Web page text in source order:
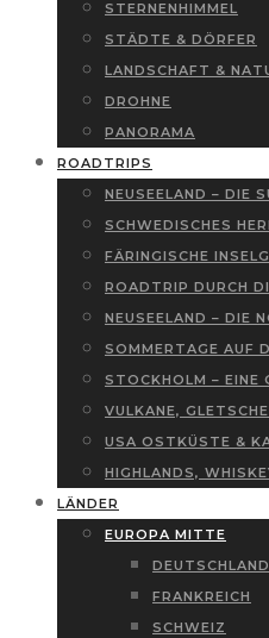
STERNENHIMMEL
STÄDTE & DÖRFER
LANDSCHAFT &
DROHNE
PANORAMA
ROADTRIPS
NEUSEELAND – DIE
SCHWEDISCHES
FÄRINGISCHE
ROADTRIP DURCH
NEUSEELAND – DIE
SOMMERTAGE AUF
STOCKHOLM – EINE
VULKANE,
USA OSTKÜSTE &
HIGHLANDS,
LÄNDER
EUROPA MITTE
DEUTSCHLAND
FRANKREICH
SCHWEIZ